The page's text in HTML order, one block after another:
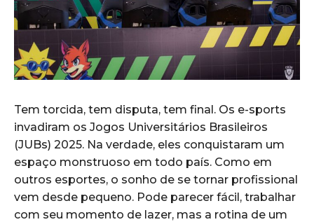
Tem torcida, tem disputa, tem final. Os e-sports
invadiram os Jogos Universitários Brasileiros
(JUBs) 2025. Na verdade, eles conquistaram um
espaço monstruoso em todo país. Como em
outros esportes, o sonho de se tornar profissional
vem desde pequeno. Pode parecer fácil, trabalhar
com seu momento de lazer, mas a rotina de um